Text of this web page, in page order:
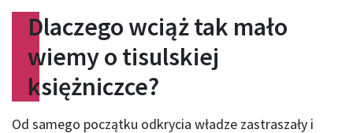
Dlaczego wciąż tak mało
wiemy o tisulskiej
księżniczce?
Od samego początku odkrycia władze zastraszały i